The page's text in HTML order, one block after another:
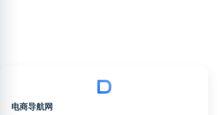
电商导航网